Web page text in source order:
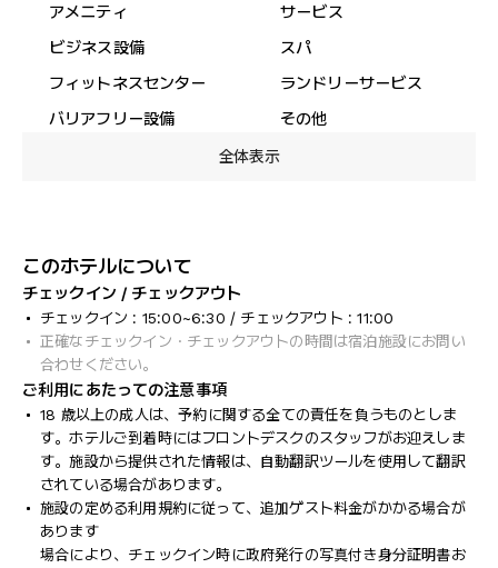
アメニティ
サービス
ビジネス設備
スパ
フィットネスセンター
ランドリーサービス
バリアフリー設備
その他
全体表示
このホテルについて
チェックイン / チェックアウト
チェックイン : 15:00~6:30 / チェックアウト : 11:00
正確なチェックイン・チェックアウトの時間は宿泊施設にお問い
合わせください。
ご利用にあたっての注意事項
18 歳以上の成人は、予約に関する全ての責任を負うものとしま
す。ホテルご到着時にはフロントデスクのスタッフがお迎えしま
す。施設から提供された情報は、自動翻訳ツールを使用して翻訳
されている場合があります。
施設の定める利用規約に従って、追加ゲスト料金がかかる場合が
あります
場合により、チェックイン時に政府発行の写真付き身分証明書お